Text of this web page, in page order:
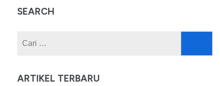
SEARCH
ARTIKEL TERBARU